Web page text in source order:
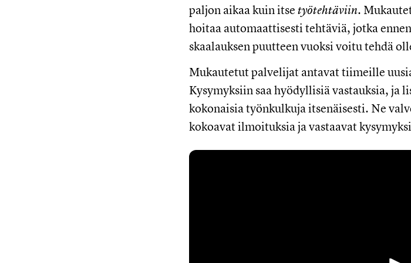
paljon aikaa kuin itse työtehtäviin.
hoitaa automaattisesti tehtäviä, jotka
skaalauksen puutteen vuoksi voitu tehdä
Mukautetut palvelijat antavat tiimeille
Kysymyksiin saa hyödyllisiä vastauksia, ja
kokonaisia työnkulkuja itsenäisesti. Ne
kokoavat ilmoituksia ja vastaavat